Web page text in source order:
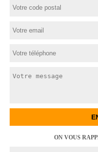
ON VOUS